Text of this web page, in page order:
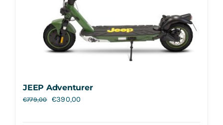
JEEP Adventurer
€779,00 €390,00